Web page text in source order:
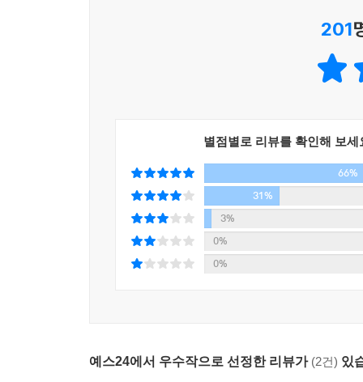
201
별점별로 리뷰를 확인해 보세
66%
31%
3%
0%
0%
예스24에서 우수작으로 선정한 리뷰가 (2건) 있